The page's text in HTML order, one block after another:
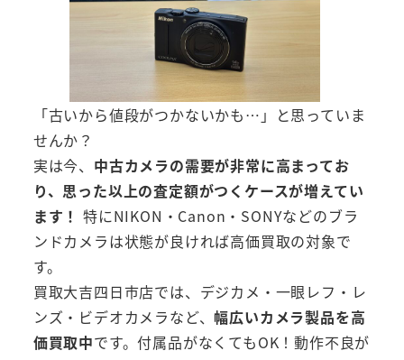
「古いから値段がつかないかも…」と思っていま
せんか？
実は今、 中古カメラの需要が非常に高まってお
り、思った以上の査定額がつくケースが増えてい
ます！ 特にNIKON・Canon・SONYなどのブラ
ンドカメラは状態が良ければ高価買取の対象で
す。
買取大吉四日市店では、デジカメ・一眼レフ・レ
ンズ・ビデオカメラなど、幅広いカメラ製品を高
価買取中です。付属品がなくてもOK！動作不良が